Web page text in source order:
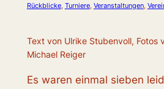
Rückblicke, Turniere, Veranstaltungen,
Text von Ulrike Stubenvoll, Fotos
Michael Reiger
Es waren einmal sieben